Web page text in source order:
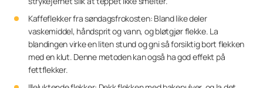
Kaffeflekker fra søndagsfrokosten: Bland like deler
vaskemiddel, håndsprit og vann, og bløtgjør flekke. La
blandingen virke en liten stund og gni så forsiktig bort flekken
med en klut. Denne metoden kan også ha god effekt på
fettflekker.